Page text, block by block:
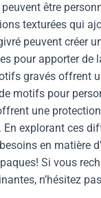
être
texturées qui
peuvent créer
pour apporter
gravés offrent
motifs pour
une
explorant ces
en matière
Si vous
n’hésitez